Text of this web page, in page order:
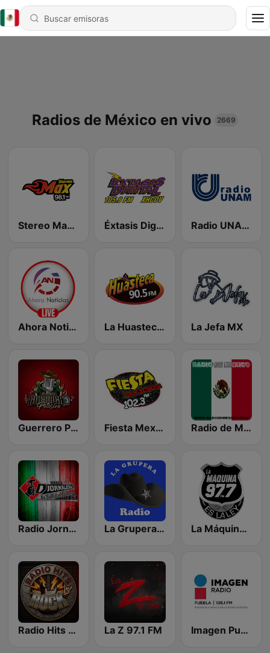
Radios de México en vivo 2669
Stereo Max 98.1 FM Éxtasis Digital Guadalajara Radio UNAM 96.1 FM
Ahora Noticias Radio La Huasteca 90.5 FM La Jefa MX
Guerrero Potosino Radio Fiesta Mexicana León Radio de Mexico En Vivo
Radio Jornalera Taxco La Grupera Radio La Máquina 97.7 FM
Radio Hits Rock La Z 97.1 FM Imagen Puebla 105.1 FM